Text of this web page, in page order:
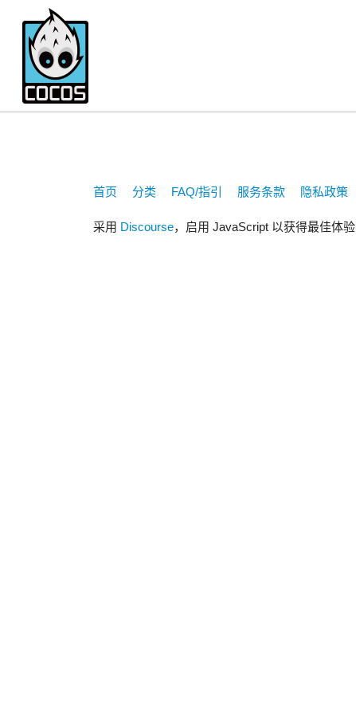
首页 分类 FAQ/指引 服务条款 隐私政策
采用 Discourse，启用 JavaScript 以获得最佳体验